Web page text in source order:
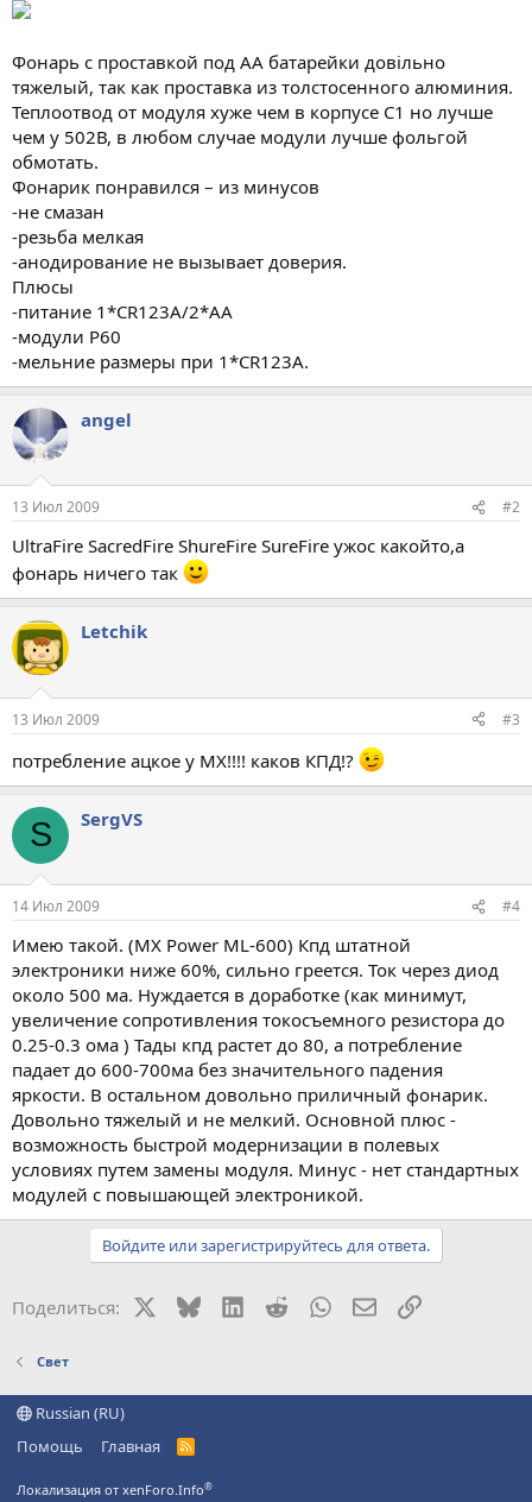
Фонарь с проставкой под АА батарейки довільно
тяжелый, так как проставка из толстосенного алюминия.
Теплоотвод от модуля хуже чем в корпусе С1 но лучше
чем у 502В, в любом случае модули лучше фольгой
обмотать.
Фонарик понравился – из минусов
-не смазан
-резьба мелкая
-анодирование не вызывает доверия.
Плюсы
-питание 1*CR123A/2*AA
-модули Р60
-мельние размеры при 1*CR123A.
angel
13 Июл 2009 #2
UltraFire SacredFire ShureFire SureFire ужос какойто,а
фонарь ничего так
Letchik
13 Июл 2009 #3
потребление ацкое у МХ!!!! каков КПД!?
S SergVS
14 Июл 2009 #4
Имею такой. (MX Power ML-600) Кпд штатной
электроники ниже 60%, сильно греется. Ток через диод
около 500 ма. Нуждается в доработке (как минимут,
увеличение сопротивления токосъемного резистора до
0.25-0.3 ома ) Тады кпд растет до 80, а потребление
падает до 600-700ма без значительного падения
яркости. В остальном довольно приличный фонарик.
Довольно тяжелый и не мелкий. Основной плюс -
возможность быстрой модернизации в полевых
условиях путем замены модуля. Минус - нет стандартных
модулей с повышающей электроникой.
Войдите или зарегистрируйтесь для ответа.
Поделиться: BlueskyLinkedIn
RedditWhatsAppЭлектронная
Ссылка
Свет
Russian (RU)
Помощь
Главная
R
Локализация от xenForo.Info®